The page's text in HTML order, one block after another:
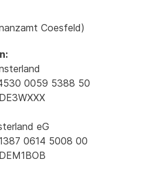
Coesfeld)
0059 5388 50
eG
0614 5008 00